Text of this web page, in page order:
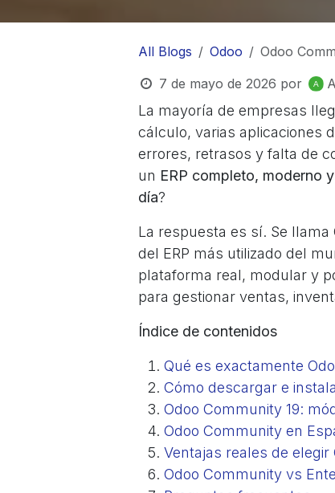
All Blogs Odoo
Odoo
7 de mayo de 2026 por
La mayoría de empresas
cálculo, varias aplicaciones
errores, retrasos y falta de
un ERP completo, moderno
día?
La respuesta es sí. Se
del ERP más utilizado del
plataforma real, modular y
para gestionar ventas,
Índice de contenidos
Qué es exactamente
Cómo descargar e
Odoo Community 19:
Odoo Community en
Ventajas reales de
Odoo Community vs